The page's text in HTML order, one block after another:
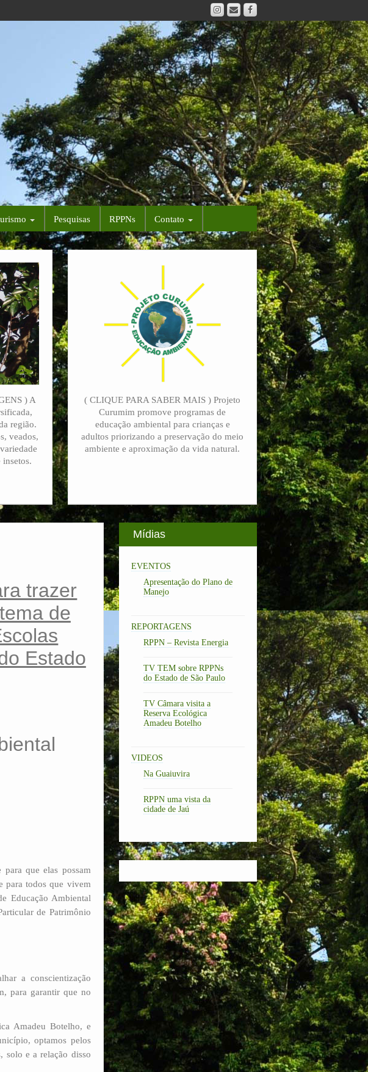
Pesquisas RPPNs Contato
) A
região.
veados,
insetos.
( CLIQUE PARA SABER MAIS ) Projeto
Curumim promove programas de
educação ambiental para crianças e
adultos priorizando a preservação do meio
ambiente e aproximação da vida natural.
trazer
de
Estado
que elas possam
para todos que vivem
Educação Ambiental
de Patrimônio
a conscientização
para garantir que no
Amadeu Botelho, e
optamos pelos
solo e a relação disso
Mídias
EVENTOS
Apresentação do Plano de
Manejo
REPORTAGENS
RPPN – Revista Energia
TV TEM sobre RPPNs
do Estado de São Paulo
TV Câmara visita a
Reserva Ecológica
Amadeu Botelho
VIDEOS
Na Guaiuvira
RPPN uma vista da
cidade de Jaú